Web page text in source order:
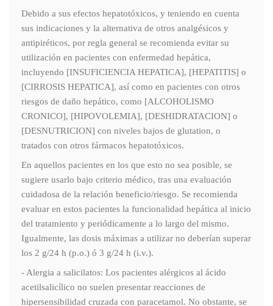
Debido a sus efectos hepatotóxicos, y teniendo en cuenta
sus indicaciones y la alternativa de otros analgésicos y
antipiréticos, por regla general se recomienda evitar su
utilización en pacientes con enfermedad hepática,
incluyendo [INSUFICIENCIA HEPATICA], [HEPATITIS] o
[CIRROSIS HEPATICA], así como en pacientes con otros
riesgos de daño hepático, como [ALCOHOLISMO
CRONICO], [HIPOVOLEMIA], [DESHIDRATACION] o
[DESNUTRICION] con niveles bajos de glutation, o
tratados con otros fármacos hepatotóxicos.
En aquellos pacientes en los que esto no sea posible, se
sugiere usarlo bajo criterio médico, tras una evaluación
cuidadosa de la relación beneficio/riesgo. Se recomienda
evaluar en estos pacientes la funcionalidad hepática al inicio
del tratamiento y periódicamente a lo largo del mismo.
Igualmente, las dosis máximas a utilizar no deberían superar
los 2 g/24 h (p.o.) ó 3 g/24 h (i.v.).
- Alergia a salicilatos: Los pacientes alérgicos al ácido
acetilsalicílico no suelen presentar reacciones de
hipersensibilidad cruzada con paracetamol. No obstante, se